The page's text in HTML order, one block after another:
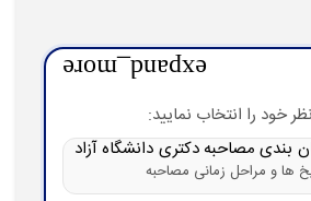
expand_more
خود را انتخاب نمایید:
بندی مصاحبه دکتری دانشگاه آزاد
ها و مراحل زمانی مصاحبه